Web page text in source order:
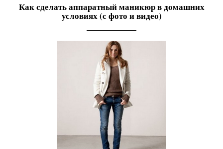
Как сделать аппаратный маникюр в домашних
условиях (с фото и видео)